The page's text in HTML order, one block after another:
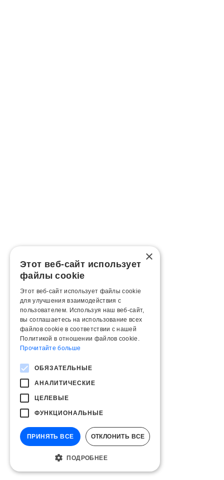
×
Этот веб-сайт использует
файлы cookie
Этот веб-сайт использует файлы cookie
для улучшения взаимодействия с
пользователем. Используя наш веб-сайт,
вы соглашаетесь на использование всех
файлов cookie в соответствии с нашей
Политикой в ​​отношении файлов cookie.
Прочитайте больше
ОБЯЗАТЕЛЬНЫЕ
АНАЛИТИЧЕСКИЕ
ЦЕЛЕВЫЕ
ФУНКЦИОНАЛЬНЫЕ
ПРИНЯТЬ ВСЕ ОТКЛОНИТЬ ВСЕ
ПОДРОБНЕЕ